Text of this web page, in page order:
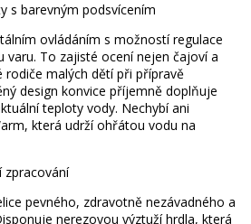
s barevným podsvícením
ovládáním s možností regulace
varu. To zajisté ocení nejen čajoví a
rodiče malých dětí při přípravě
design konvice příjemně doplňuje
teploty vody. Nechybí ani
která udrží ohřátou vodu na
zpracování
pevného, zdravotně nezávadného a
nerezovou výztuží hrdla, která